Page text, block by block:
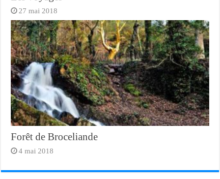
27 mai 2018
Forêt de Broceliande
4 mai 2018